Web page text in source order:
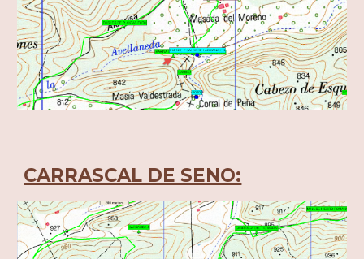
CARRASCAL DE SENO: